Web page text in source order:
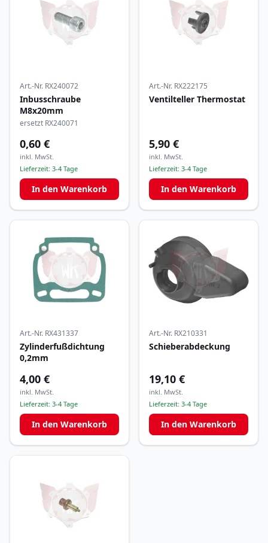
Art.-Nr. RX240072
Inbusschraube
M8x20mm
ersetzt RX240071
0,60 €
inkl. MwSt.
Lieferzeit: 3-4 Tage
In den Warenkorb
Art.-Nr. RX222175
Ventilteller Thermostat
5,90 €
inkl. MwSt.
Lieferzeit: 3-4 Tage
In den Warenkorb
Art.-Nr. RX431337
Zylinderfußdichtung
0,2mm
4,00 €
inkl. MwSt.
Lieferzeit: 3-4 Tage
In den Warenkorb
Art.-Nr. RX210331
Schieberabdeckung
19,10 €
inkl. MwSt.
Lieferzeit: 3-4 Tage
In den Warenkorb